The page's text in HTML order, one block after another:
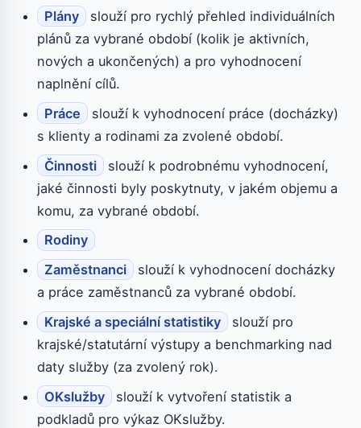
Plány
slouží pro rychlý přehled individuálních
plánů za vybrané období (kolik je aktivních,
nových a ukončených) a pro vyhodnocení
naplnění cílů.
Práce
slouží k vyhodnocení práce (docházky)
s klienty a rodinami za zvolené období.
Činnosti
slouží k podrobnému vyhodnocení,
jaké činnosti byly poskytnuty, v jakém objemu a
komu, za vybrané období.
Rodiny
Zaměstnanci
slouží k vyhodnocení docházky
a práce zaměstnanců za vybrané období.
Krajské a speciální statistiky
slouží pro
krajské/statutární výstupy a benchmarking nad
daty služby (za zvolený rok).
OKslužby
slouží k vytvoření statistik a
podkladů pro výkaz OKslužby.